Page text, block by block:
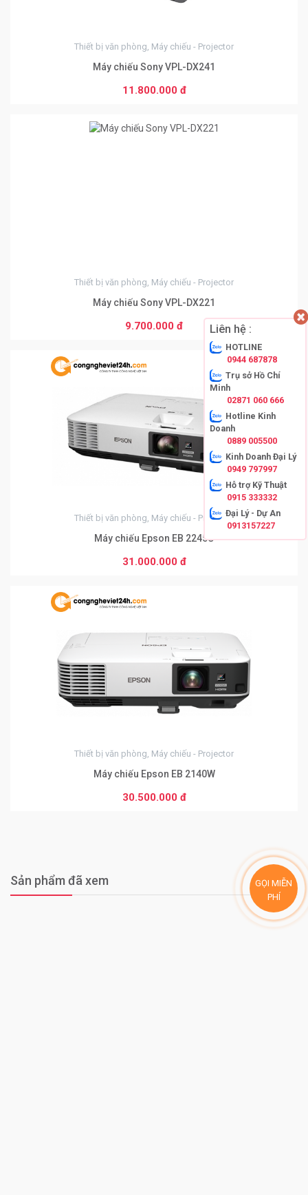
Liên hệ :
HOTLINE
0944 687878
Trụ sở Hồ Chí
Minh
02871 060 666
Hotline Kinh
Doanh
0889 005500
Kinh Doanh Đại Lý
0949 797997
Hỗ trợ Kỹ Thuật
0915 333332
Đại Lý - Dự An
0913157227
Thiết bị văn phòng, Máy chiếu - Projector
Máy chiếu Sony VPL-DX241
11.800.000 đ
Thiết bị văn phòng, Máy chiếu - Projector
Máy chiếu Sony VPL-DX221
9.700.000 đ
Thiết bị văn phòng, Máy chiếu - Projector
Máy chiếu Epson EB 2245U
31.000.000 đ
Thiết bị văn phòng, Máy chiếu - Projector
Máy chiếu Epson EB 2140W
30.500.000 đ
Sản phẩm đã xem
GỌI MIỄN
PHÍ